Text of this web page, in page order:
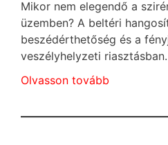
Mikor nem elegendő a
üzemben? A beltéri
beszédérthetőség és a
veszélyhelyzeti riasztásban.
Olvasson tovább